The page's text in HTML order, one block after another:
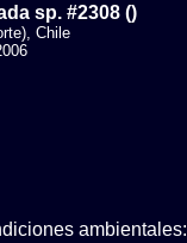
sp. #2308 ()
Chile
ambientales: